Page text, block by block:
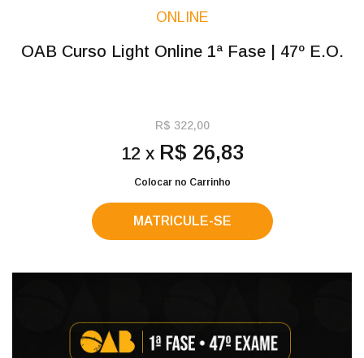
ONLINE
OAB Curso Light Online 1ª Fase | 47º E.O.
R$ 322,00
12 x R$ 26,83
Colocar no Carrinho
MATRICULE-SE